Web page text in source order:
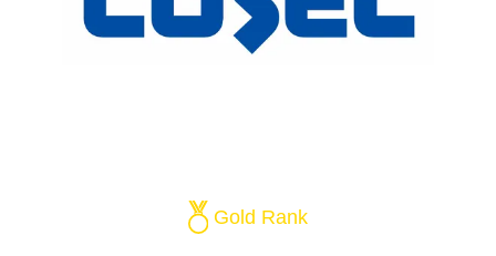
Gold Rank